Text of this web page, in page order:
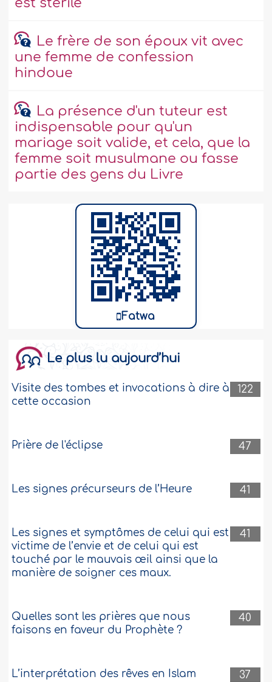
est stérile
Le frère de son époux vit avec
une femme de confession
hindoue
La présence d'un tuteur est
indispensable pour qu'un
mariage soit valide, et cela, que la
femme soit musulmane ou fasse
partie des gens du Livre
Fatwa
Le plus lu aujourd’hui
122
Visite des tombes et invocations à dire à
cette occasion
47
Prière de l'éclipse
41
Les signes précurseurs de l’Heure
41
Les signes et symptômes de celui qui est
victime de l’envie et de celui qui est
touché par le mauvais œil ainsi que la
manière de soigner ces maux.
40
Quelles sont les prières que nous
faisons en faveur du Prophète ?
37
L’interprétation des rêves en Islam